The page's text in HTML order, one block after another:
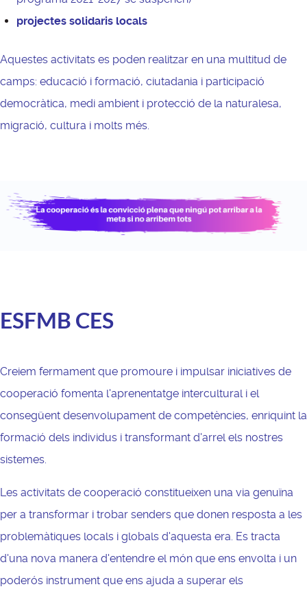
projectes solidaris locals
Aquestes activitats es poden realitzar en una multitud de
camps: educació i formació, ciutadania i participació
democràtica, medi ambient i protecció de la naturalesa,
migració, cultura i molts més.
ESFMB CES
Creiem fermament que promoure i impulsar iniciatives de
cooperació fomenta l'aprenentatge intercultural i el
consegüent desenvolupament de competències, enriquint la
formació dels individus i transformant d'arrel els nostres
sistemes.
Les activitats de cooperació constitueixen una via genuïna
per a transformar i trobar senders que donen resposta a les
problemàtiques locals i globals d'aquesta era. Es tracta
d'una nova manera d'entendre el món que ens envolta i un
poderós instrument que ens ajuda a superar els